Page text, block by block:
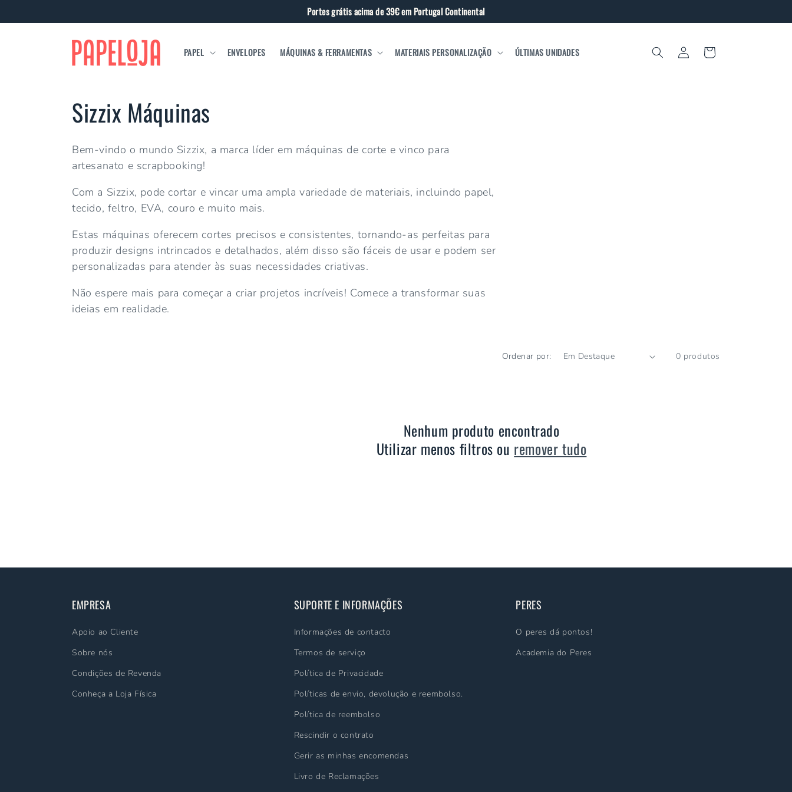
conteúdo
Portes grátis acima de 39€ em Portugal Continental
PAPEL ENVELOPES MÁQUINAS & FERRAMENTAS MATERIAIS PERSONALIZAÇÃO ÚLTIMAS UNIDADES
Iniciar
sessão
Carrinho
C
o
l
e
ç
ã
o
Sizzix Máquinas
Bem-vindo o mundo Sizzix, a marca líder em máquinas de corte e vinco para
artesanato e scrapbooking!
Com a Sizzix, pode cortar e vincar uma ampla variedade de materiais, incluindo papel,
tecido, feltro, EVA, couro e muito mais.
Estas máquinas oferecem cortes precisos e consistentes, tornando-as perfeitas para
produzir designs intrincados e detalhados, além disso são fáceis de usar e podem ser
personalizadas para atender às suas necessidades criativas.
Não espere mais para começar a criar projetos incríveis! Comece a transformar suas
ideias em realidade.
Ordenar por: 0 produtos
Nenhum produto encontrado
Utilizar menos filtros ou remover tudo
EMPRESA
Apoio ao Cliente
Sobre nós
Condições de Revenda
Conheça a Loja Física
SUPORTE E INFORMAÇÕES
Informações de contacto
Termos de serviço
Política de Privacidade
Políticas de envio, devolução e reembolso.
Política de reembolso
Rescindir o contrato
Gerir as minhas encomendas
Livro de Reclamações
PERES
O peres dá pontos!
Academia do Peres